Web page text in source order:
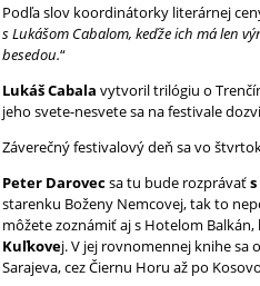
Podľa slov koordinátorky literárnej
s Lukášom Cabalom, keďže ich má len
besedou.“
Lukáš Cabala vytvoril trilógiu o
jeho svete-nesvete sa na festivale
Záverečný festivalový deň sa vo
Peter Darovecsa tu bude rozprávať
starenku Boženy Nemcovej, tak to
môžete zoznámiť aj s Hotelom
Kuľkovej. V jej rovnomennej knihe sa
Sarajeva, cez Čiernu Horu až po